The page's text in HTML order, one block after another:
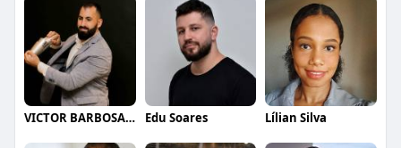
VICTOR BARBOSA QUARANTA Edu Soares Lílian Silva